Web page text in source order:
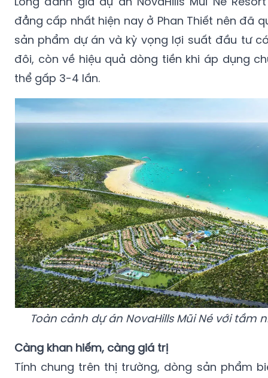
đẳng cấp nhất hiện nay ở Phan Thiết nên đã
sản phẩm dự án và kỳ vọng lợi suất đầu tư
đôi, còn về hiệu quả dòng tiền khi áp dụng
thể gấp 3-4 lần.
Toàn cảnh dự án NovaHills Mũi Né với tầm
Càng khan hiếm, càng giá trị
Tính chung trên thị trường, dòng sản phẩm